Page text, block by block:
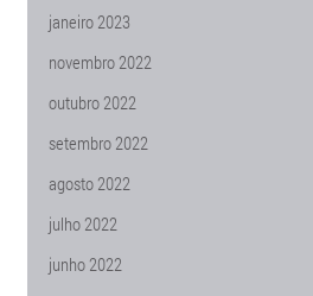
janeiro 2023
novembro 2022
outubro 2022
setembro 2022
agosto 2022
julho 2022
junho 2022